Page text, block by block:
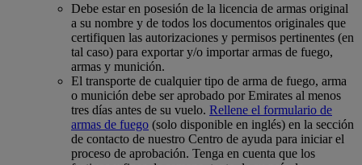
Debe estar en posesión de la licencia de armas original
a su nombre y de todos los documentos originales que
certifiquen las autorizaciones y permisos pertinentes (en
tal caso) para exportar y/o importar armas de fuego,
armas y munición.
El transporte de cualquier tipo de arma de fuego, arma
o munición debe ser aprobado por Emirates al menos
tres días antes de su vuelo. Rellene el formulario de
armas de fuego (solo disponible en inglés) en la sección
de contacto de nuestro Centro de ayuda para iniciar el
proceso de aprobación. Tenga en cuenta que los